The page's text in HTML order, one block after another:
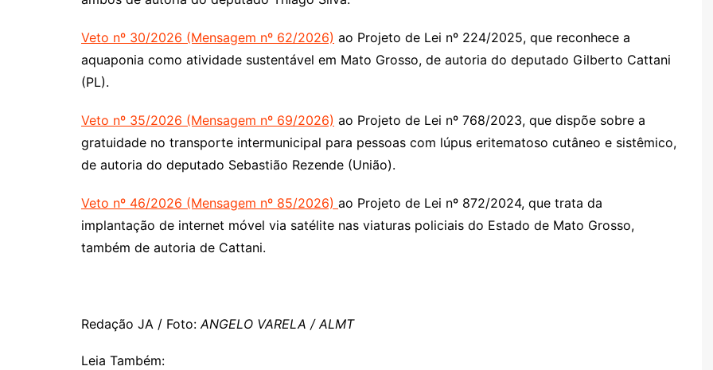
Veto nº 30/2026 (Mensagem nº 62/2026) ao Projeto de Lei nº 224/2025, que reconhece a
aquaponia como atividade sustentável em Mato Grosso, de autoria do deputado Gilberto Cattani
(PL).
Veto nº 35/2026 (Mensagem nº 69/2026) ao Projeto de Lei nº 768/2023, que dispõe sobre a
gratuidade no transporte intermunicipal para pessoas com lúpus eritematoso cutâneo e sistêmico,
de autoria do deputado Sebastião Rezende (União).
Veto nº 46/2026 (Mensagem nº 85/2026) ao Projeto de Lei nº 872/2024, que trata da
implantação de internet móvel via satélite nas viaturas policiais do Estado de Mato Grosso,
também de autoria de Cattani.
Redação JA / Foto: ANGELO VARELA / ALMT
Leia Também: